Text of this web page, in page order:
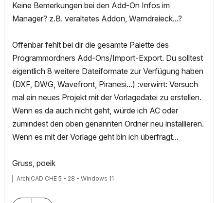
Keine Bemerkungen bei den Add-On Infos im
Manager? z.B. veraltetes Addon, Warndreieck...?
Offenbar fehlt bei dir die gesamte Palette des
Programmordners Add-Ons/Import-Export. Du solltest
eigentlich 8 weitere Dateiformate zur Verfügung haben
(DXF, DWG, Wavefront, Piranesi...) :verwirrt: Versuch
mal ein neues Projekt mit der Vorlagedatei zu erstellen.
Wenn es da auch nicht geht, würde ich AC oder
zumindest den oben genannten Ordner neu installieren.
Wenn es mit der Vorlage geht bin ich überfragt...
Gruss, poeik
ArchiCAD CHE 5 - 28 - Windows 11